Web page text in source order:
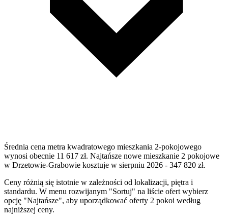
Średnia cena metra kwadratowego mieszkania 2-pokojowego
wynosi obecnie 11 617 zł. Najtańsze nowe mieszkanie 2 pokojowe
w Drzetowie-Grabowie kosztuje w sierpniu 2026 - 347 820 zł.
Ceny różnią się istotnie w zależności od lokalizacji, piętra i
standardu. W menu rozwijanym "Sortuj" na liście ofert wybierz
opcję "Najtańsze", aby uporządkować oferty 2 pokoi według
najniższej ceny.